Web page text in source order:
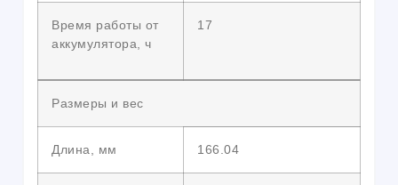
Время работы от
аккумулятора, ч
17
Размеры и вес
Длина, мм 166.04